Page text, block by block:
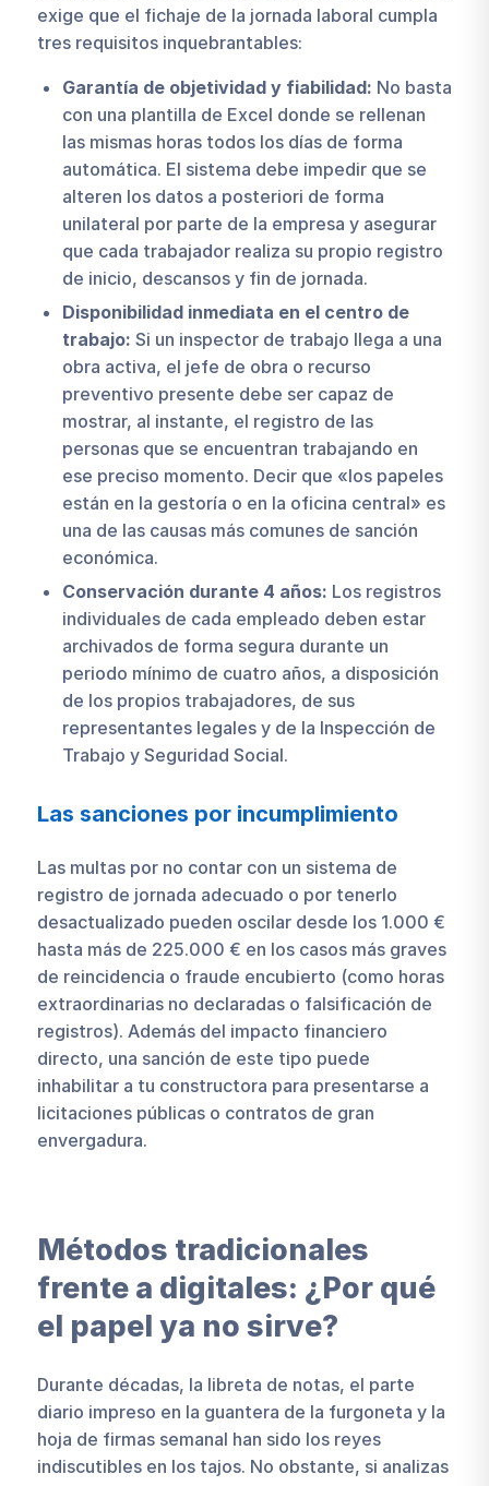
exige que el fichaje de la jornada laboral cumpla
tres requisitos inquebrantables:
Garantía de objetividad y fiabilidad: No basta
con una plantilla de Excel donde se rellenan
las mismas horas todos los días de forma
automática. El sistema debe impedir que se
alteren los datos a posteriori de forma
unilateral por parte de la empresa y asegurar
que cada trabajador realiza su propio registro
de inicio, descansos y fin de jornada.
Disponibilidad inmediata en el centro de
trabajo: Si un inspector de trabajo llega a una
obra activa, el jefe de obra o recurso
preventivo presente debe ser capaz de
mostrar, al instante, el registro de las
personas que se encuentran trabajando en
ese preciso momento. Decir que «los papeles
están en la gestoría o en la oficina central» es
una de las causas más comunes de sanción
económica.
Conservación durante 4 años: Los registros
individuales de cada empleado deben estar
archivados de forma segura durante un
periodo mínimo de cuatro años, a disposición
de los propios trabajadores, de sus
representantes legales y de la Inspección de
Trabajo y Seguridad Social.
Las sanciones por incumplimiento
Las multas por no contar con un sistema de
registro de jornada adecuado o por tenerlo
desactualizado pueden oscilar desde los 1.000 €
hasta más de 225.000 € en los casos más graves
de reincidencia o fraude encubierto (como horas
extraordinarias no declaradas o falsificación de
registros). Además del impacto financiero
directo, una sanción de este tipo puede
inhabilitar a tu constructora para presentarse a
licitaciones públicas o contratos de gran
envergadura.
Métodos tradicionales
frente a digitales: ¿Por qué
el papel ya no sirve?
Durante décadas, la libreta de notas, el parte
diario impreso en la guantera de la furgoneta y la
hoja de firmas semanal han sido los reyes
indiscutibles en los tajos. No obstante, si analizas